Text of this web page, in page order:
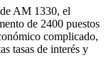
AM 1330, el
de 2400 puestos
complicado,
tasas de interés y